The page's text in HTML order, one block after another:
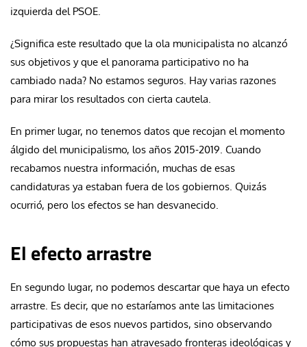
izquierda del PSOE.
¿Significa este resultado que la ola municipalista no alcanzó
sus objetivos y que el panorama participativo no ha
cambiado nada? No estamos seguros. Hay varias razones
para mirar los resultados con cierta cautela.
En primer lugar, no tenemos datos que recojan el momento
álgido del municipalismo, los años 2015-2019. Cuando
recabamos nuestra información, muchas de esas
candidaturas ya estaban fuera de los gobiernos. Quizás
ocurrió, pero los efectos se han desvanecido.
El efecto arrastre
En segundo lugar, no podemos descartar que haya un efecto
arrastre. Es decir, que no estaríamos ante las limitaciones
participativas de esos nuevos partidos, sino observando
cómo sus propuestas han atravesado fronteras ideológicas y